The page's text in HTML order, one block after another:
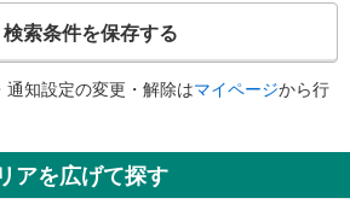
検索条件を保存する
知設定の変更・解除はマイページから行
アを広げて探す